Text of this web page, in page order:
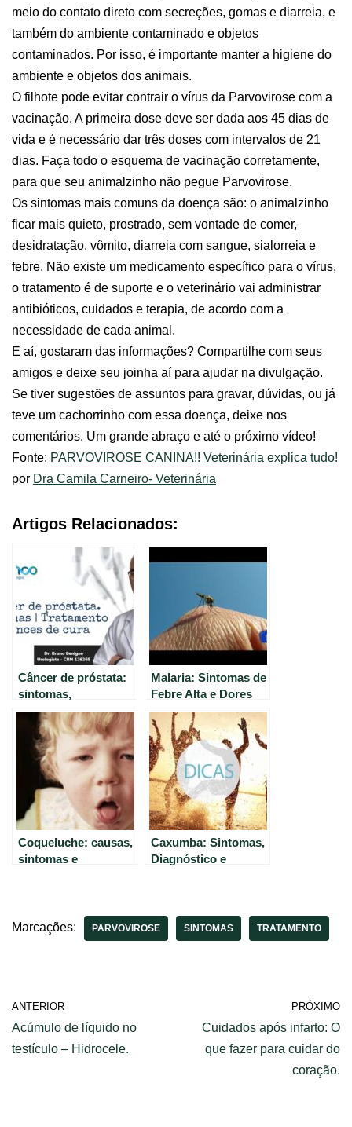
meio do contato direto com secreções, gomas e diarreia, e
também do ambiente contaminado e objetos
contaminados. Por isso, é importante manter a higiene do
ambiente e objetos dos animais.
O filhote pode evitar contrair o vírus da Parvovirose com a
vacinação. A primeira dose deve ser dada aos 45 dias de
vida e é necessário dar três doses com intervalos de 21
dias. Faça todo o esquema de vacinação corretamente,
para que seu animalzinho não pegue Parvovirose.
Os sintomas mais comuns da doença são: o animalzinho
ficar mais quieto, prostrado, sem vontade de comer,
desidratação, vômito, diarreia com sangue, sialorreia e
febre. Não existe um medicamento específico para o vírus,
o tratamento é de suporte e o veterinário vai administrar
antibióticos, cuidados e terapia, de acordo com a
necessidade de cada animal.
E aí, gostaram das informações? Compartilhe com seus
amigos e deixe seu joinha aí para ajudar na divulgação.
Se tiver sugestões de assuntos para gravar, dúvidas, ou já
teve um cachorrinho com essa doença, deixe nos
comentários. Um grande abraço e até o próximo vídeo!
Fonte: PARVOVIROSE CANINA!! Veterinária explica tudo!
por Dra Camila Carneiro- Veterinária
Artigos Relacionados:
Câncer de próstata:
sintomas,
diagnóstico e
tratamento. Saiba
mais
Malaria: Sintomas de
Febre Alta e Dores
Musculares – Guia
Completo para
Identificar e Tratar a
Malária.
Coqueluche: causas,
sintomas e
Caxumba: Sintomas,
Diagnóstico e
Marcações:
PARVOVIROSE SINTOMAS TRATAMENTO
ANTERIOR
Acúmulo de líquido no
testículo – Hidrocele.
PRÓXIMO
Cuidados após infarto: O
que fazer para cuidar do
coração.